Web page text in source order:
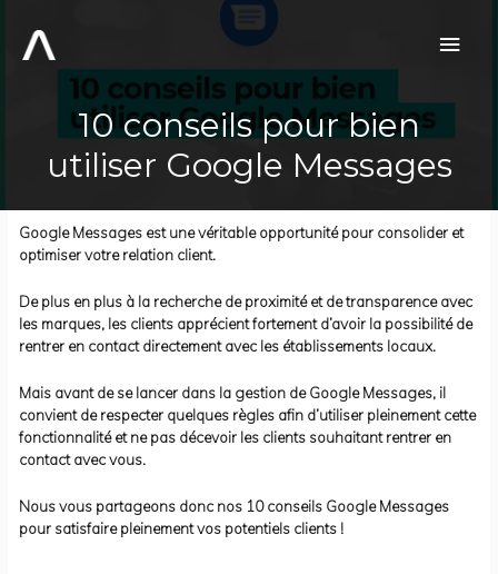
contenu
10 conseils pour bien
utiliser Google Messages
Google Messages est une véritable opportunité pour consolider et
optimiser votre relation client.
De plus en plus à la recherche de proximité et de transparence avec
les marques, les clients apprécient fortement d’avoir la possibilité de
rentrer en contact directement avec les établissements locaux.
Mais avant de se lancer dans la gestion de Google Messages, il
convient de respecter quelques règles afin d’utiliser pleinement cette
fonctionnalité et ne pas décevoir les clients souhaitant rentrer en
contact avec vous.
Nous vous partageons donc nos 10 conseils Google Messages
pour satisfaire pleinement vos potentiels clients !